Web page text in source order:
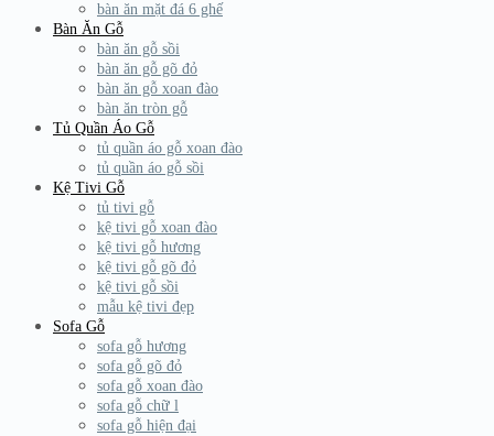
bàn ăn mặt đá 6 ghế
Bàn Ăn Gỗ
bàn ăn gỗ sồi
bàn ăn gỗ gõ đỏ
bàn ăn gỗ xoan đào
bàn ăn tròn gỗ
Tủ Quần Áo Gỗ
tủ quần áo gỗ xoan đào
tủ quần áo gỗ sồi
Kệ Tivi Gỗ
tủ tivi gỗ
kệ tivi gỗ xoan đào
kệ tivi gỗ hương
kệ tivi gỗ gõ đỏ
kệ tivi gỗ sồi
mẫu kệ tivi đẹp
Sofa Gỗ
sofa gỗ hương
sofa gỗ gõ đỏ
sofa gỗ xoan đào
sofa gỗ chữ l
sofa gỗ hiện đại